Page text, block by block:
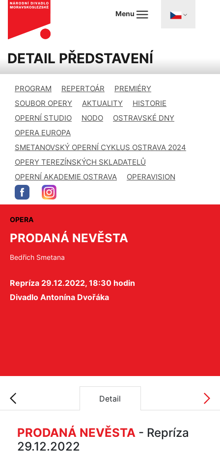
Menu
DETAIL PŘEDSTAVENÍ
PROGRAM REPERTOÁR
PREMIÉRY
SOUBOR OPERY
AKTUALITY
HISTORIE
OPERNÍ STUDIO
NODO
OSTRAVSKÉ DNY
OPERA EUROPA
SMETANOVSKÝ OPERNÍ CYKLUS OSTRAVA 2024
OPERY TEREZÍNSKÝCH SKLADATELŮ
OPERNÍ AKADEMIE OSTRAVA
OPERAVISION
OPERA
PRODANÁ NEVĚSTA
Bedřich Smetana
Repríza 29.12.2022, 18:30 hodin
Divadlo Antonína Dvořáka
Detail
PRODANÁ NEVĚSTA - Repríza
29.12.2022